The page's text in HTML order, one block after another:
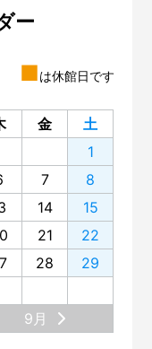
ー
■は休館日です
金
土
1
7
8
14
15
21
22
28
29
9月